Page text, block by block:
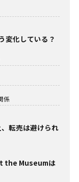
化している？
係
転売は避けられ
the Museumは